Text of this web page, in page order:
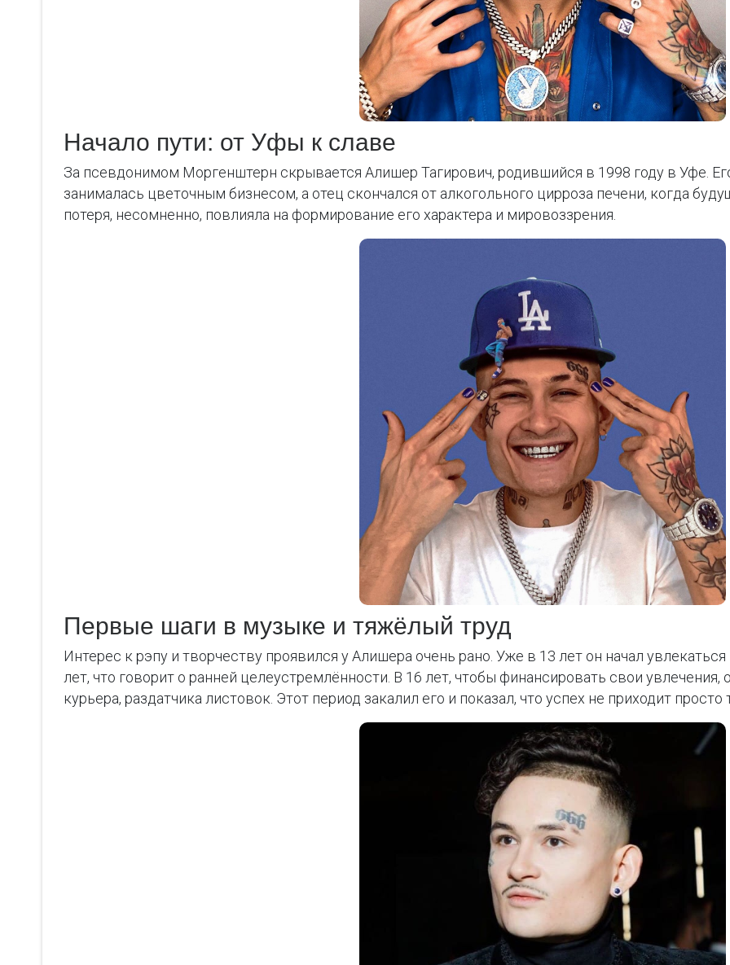
Начало пути: от Уфы к славе
За псевдонимом Моргенштерн скрывается Алишер Тагирович, родившийся в 1998 году в Уфе.
занималась цветочным бизнесом, а отец скончался от алкогольного цирроза печени, когда
потеря, несомненно, повлияла на формирование его характера и мировоззрения.
Первые шаги в музыке и тяжёлый труд
Интерес к рэпу и творчеству проявился у Алишера очень рано. Уже в 13 лет он начал
лет, что говорит о ранней целеустремлённости. В 16 лет, чтобы финансировать свои
курьера, раздатчика листовок. Этот период закалил его и показал, что успех не приходит просто